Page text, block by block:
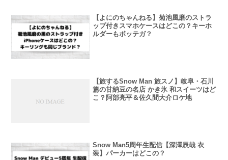
【よにのちゃんねる】菊池風磨のストラ
ップ付きスマホケースはどこの？キーホ
ルダーもボッテガ？
【旅するSnow Man 旅スノ】岐阜・石川
篇の甘納豆の名店 かき氷 和スイーツはど
こ？阿部亮平＆佐久間大介ロケ地
Snow Man5周年生配信【深澤辰哉 衣
装】パーカーはどこの？